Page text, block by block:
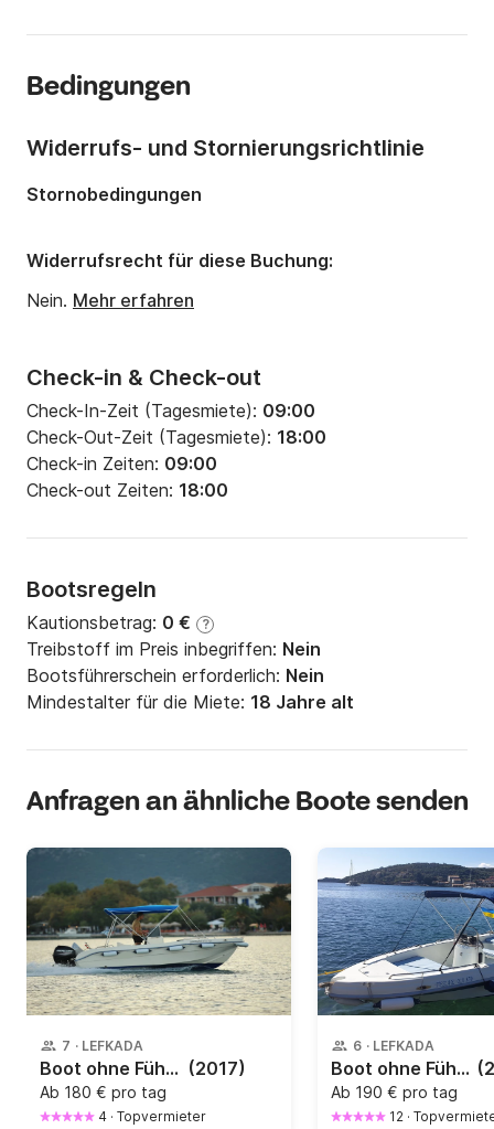
Anzahl Plätze an Bord:
Bedingungen
Check-in & Check-out
Check-In-Zeit (Tagesmiete): 09:00
Check-Out-Zeit (Tagesmiete): 18:00
Check-in Zeiten: 09:00
Check-out Zeiten: 18:00
Bootsregeln
Kautionsbetrag: 0 € ?
Treibstoff im Preis inbegriffen: Nein
Bootsführerschein erforderlich: Nein
Mindestalter für die Miete: 18 Jahre alt
Widerrufs- und Stornierungsrichtlinie
Stornobedingungen
Widerrufsrecht für diese Buchung:
Nein. Mehr erfahren
Anfragen an ähnliche Boote senden
7 · LEFKADA
Boot ohne Führerschein Proteus 500 30PS (2017)
Ab 180 € pro tag
4 · Topvermieter
6 · LEFKADA
Boot ohne Führerschein Karel 500v - Lefkafa Island 40PS
Ab 190 € pro tag
12 ·